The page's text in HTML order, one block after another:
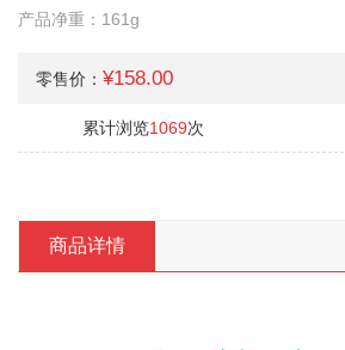
产品净重：161g
零售价： ¥158.00
累计浏览1069次
商品详情